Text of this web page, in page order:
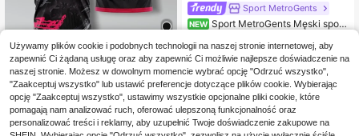
15
Zaoszczędź 0,26zł
KOVSEE Bluza kulturalna z motywe
m LUL, modna, szybkoschnąca blu
34,39zł 34,65zł najniższa cena
Sport MetroGents
NEW Sport MetroGents Męski sport
noszenia z nadrukiem pająka
43,00zł
Używamy plików cookie i podobnych technologii na naszej stronie internetowej, aby
zapewnić Ci żądaną usługę oraz aby zapewnić Ci możliwie najlepsze doświadczenie na
naszej stronie. Możesz w dowolnym momencie wybrać opcję "Odrzuć wszystko",
"Zaakceptuj wszystko" lub ustawić preferencje dotyczące plików cookie. Wybierając
opcję "Zaakceptuj wszystko", ustawimy wszystkie opcjonalne pliki cookie, które
pomagają nam analizować ruch, oferować ulepszoną funkcjonalność oraz
personalizować treści i reklamy, aby uzupełnić Twoje doświadczenie zakupowe na